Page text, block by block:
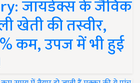
जायडेक्स के जैविक
खेती की तस्वीर,
कम, उपज में भी हुई